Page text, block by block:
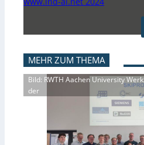
MEHR ZUM THEMA
Bild: RWTH Aachen University
der